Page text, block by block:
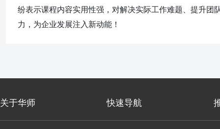
纷表示课程内容实用性强，对解决实际工作难题、提升
力，为企业发展注入新动能！
关于华师 快速导航